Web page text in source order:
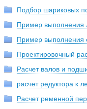
Подбор шариковых
Пример выполнения
Пример выполнения
Проектировочный
Расчет валов и
расчет редуктора к
Расчет ременной